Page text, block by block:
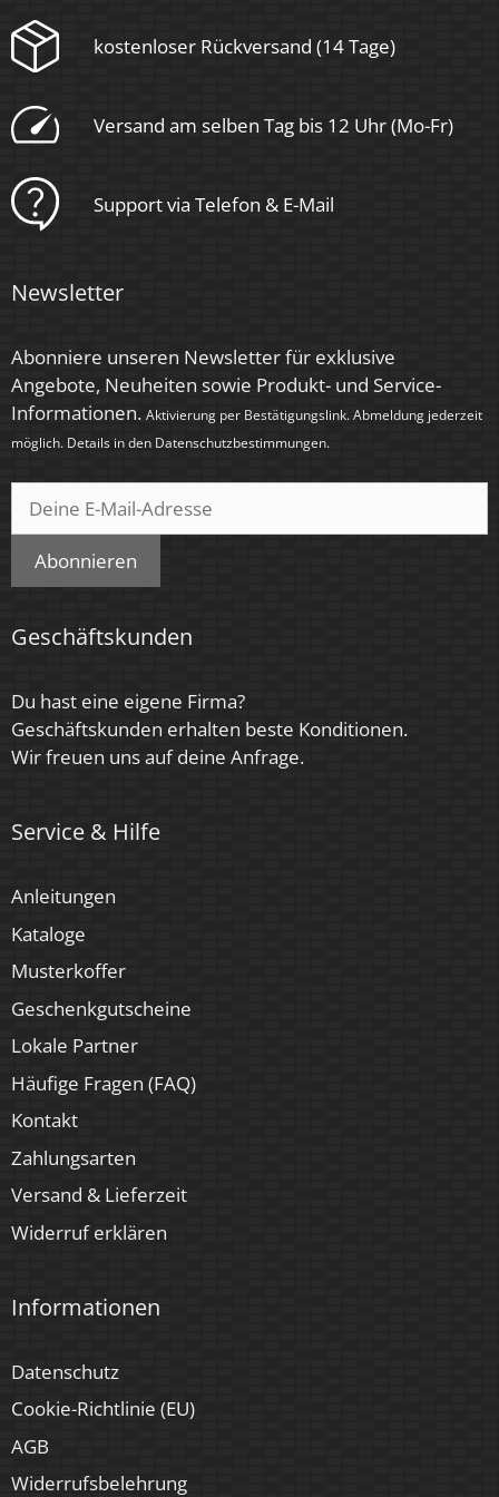
kostenloser Rückversand (14 Tage)
Versand am selben Tag bis 12 Uhr (Mo-Fr)
Support via Telefon & E-Mail
Newsletter
Abonniere unseren Newsletter für exklusive
Angebote, Neuheiten sowie Produkt- und Service-
Informationen. Aktivierung per Bestätigungslink. Abmeldung jederzeit
möglich. Details in den Datenschutzbestimmungen.
Abonnieren
Geschäftskunden
Du hast eine eigene Firma?
Geschäftskunden erhalten beste Konditionen.
Wir freuen uns auf deine Anfrage.
Service & Hilfe
Anleitungen
Kataloge
Musterkoffer
Geschenkgutscheine
Lokale Partner
Häufige Fragen (FAQ)
Kontakt
Zahlungsarten
Versand & Lieferzeit
Widerruf erklären
Informationen
Datenschutz
Cookie-Richtlinie (EU)
AGB
Widerrufsbelehrung